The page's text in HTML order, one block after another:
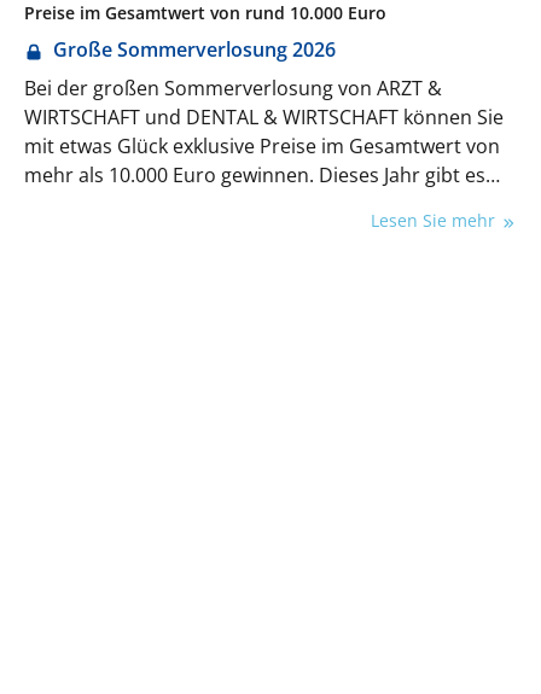
Preise im Gesamtwert von rund 10.000 Euro
Große Sommerverlosung 2026
Bei der großen Sommerverlosung von ARZT &
WIRTSCHAFT und DENTAL & WIRTSCHAFT können Sie
mit etwas Glück exklusive Preise im Gesamtwert von
mehr als 10.000 Euro gewinnen. Dieses Jahr gibt es
Gasgrill und Luftreiniger sowie ein modernes E-Bike.
Lesen Sie mehr